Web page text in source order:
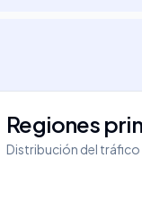
Regiones
Distribución del tráfico